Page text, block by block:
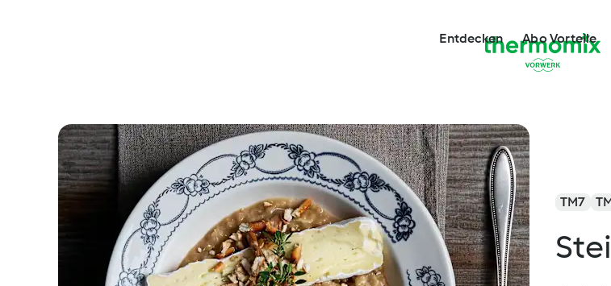
Entdecken Abo Vorteile
TM7